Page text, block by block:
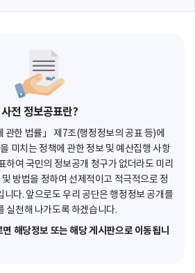
사전 정보공표란?
관한 법률」 제7조(행정정보의 공표 등)에
미치는 정책에 관한 정보 및 예산집행 사항
하여 국민의 정보공개 청구가 없더라도 미리
방법을 정하여 선제적이고 적극적으로 정
다. 앞으로도 우리 공단은 행정정보 공개를
실천해 나가도록 하겠습니다.
해당정보 또는 해당 게시판으로 이동됩니